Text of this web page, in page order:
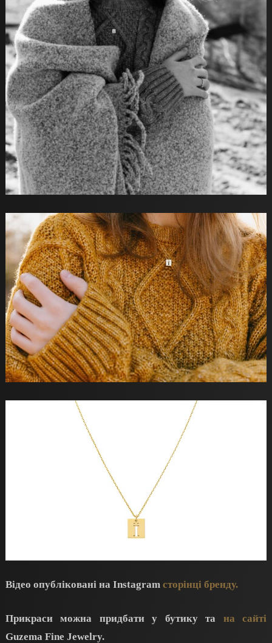
Відео опубліковані на Instagram сторінці бренду.
Прикраси можна придбати у бутику та на сайті
Guzema Fine Jewelry.